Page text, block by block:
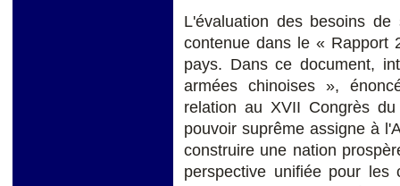
L'évaluation des besoins
contenue dans le « Rapport
pays. Dans ce document,
armées chinoises »,
relation au XVII Congrès
pouvoir suprême assigne à
construire une nation
perspective unifiée pour